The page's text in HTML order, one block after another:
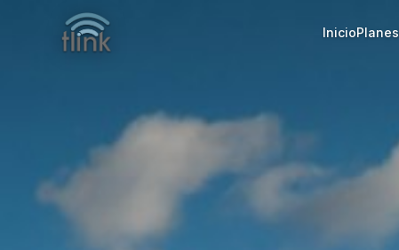
InicioPlanes